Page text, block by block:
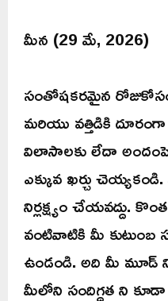
మీన (29 మే, 2026)
సంతోషకరమైన
మరియు వత్తిడికి
విలాసాలకు లేదా
ఎక్కువ ఖర్చు
నిర్లక్ష్యం చేయవద్దు.
వంటివాటికి మీ కుటుంబ
ఉండండి. అది మీ
మీలోని సందిగ్ధత ని